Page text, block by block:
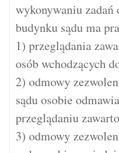
wykonywaniu
budynku sądu ma
1) przeglądania
osób wchodzących
2) odmowy
sądu osobie
przeglądaniu
3) odmowy